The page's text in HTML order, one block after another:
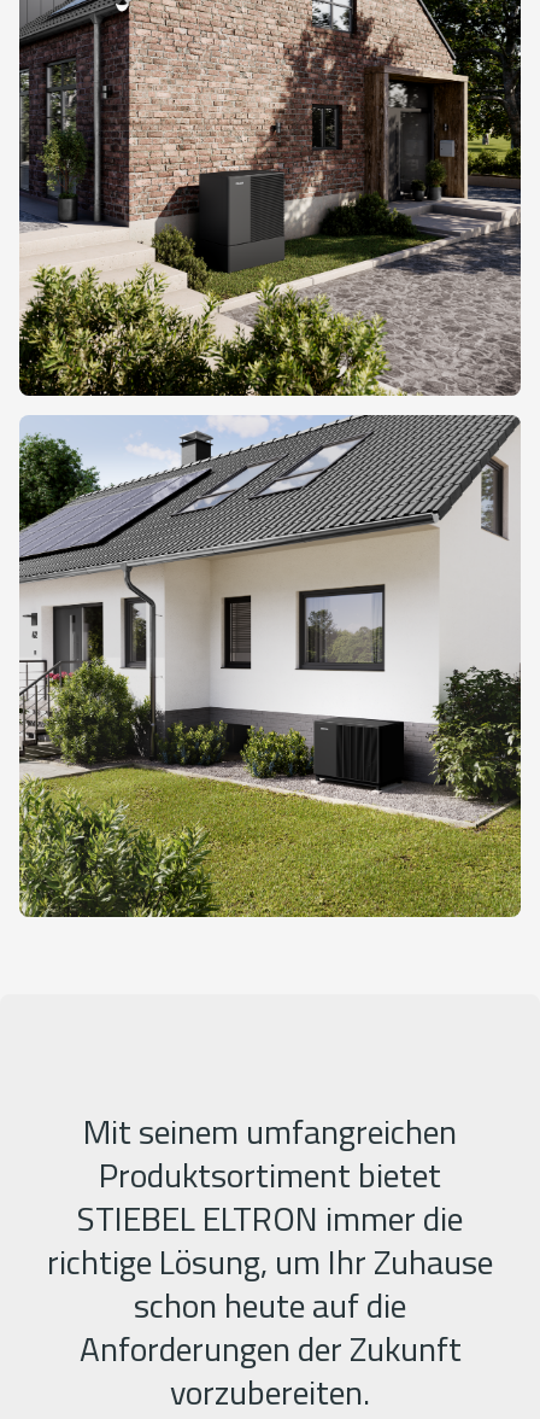
Mit seinem umfangreichen
Produktsortiment bietet
STIEBEL ELTRON immer die
richtige Lösung, um Ihr Zuhause
schon heute auf die
Anforderungen der Zukunft
vorzubereiten.